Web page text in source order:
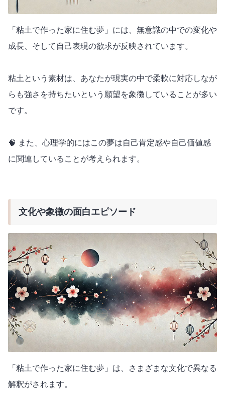
「粘土で作った家に住む夢」には、無意識の中での変化や
成長、そして自己表現の欲求が反映されています。
粘土という素材は、あなたが現実の中で柔軟に対応しなが
らも強さを持ちたいという願望を象徴していることが多い
です。
🧠 また、心理学的にはこの夢は自己肯定感や自己価値感
に関連していることが考えられます。
文化や象徴の面白エピソード
「粘土で作った家に住む夢」は、さまざまな文化で異なる
解釈がされます。